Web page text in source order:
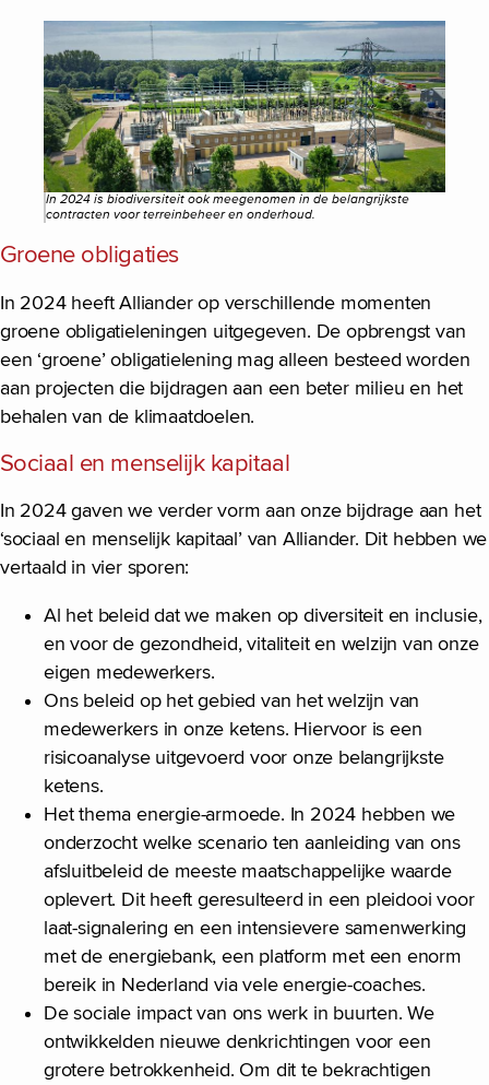
In 2024 is biodiversiteit ook meegenomen in de belangrijkste
contracten voor terreinbeheer en onderhoud.
Groene obligaties
In 2024 heeft Alliander op verschillende momenten
groene obligatieleningen uitgegeven. De opbrengst van
een ‘groene’ obligatielening mag alleen besteed worden
aan projecten die bijdragen aan een beter milieu en het
behalen van de klimaatdoelen.
Sociaal en menselijk kapitaal
In 2024 gaven we verder vorm aan onze bijdrage aan het
‘sociaal en menselijk kapitaal’ van Alliander. Dit hebben we
vertaald in vier sporen:
Al het beleid dat we maken op diversiteit en inclusie,
en voor de gezondheid, vitaliteit en welzijn van onze
eigen medewerkers.
Ons beleid op het gebied van het welzijn van
medewerkers in onze ketens. Hiervoor is een
risicoanalyse uitgevoerd voor onze belangrijkste
ketens.
Het thema energie-armoede. In 2024 hebben we
onderzocht welke scenario ten aanleiding van ons
afsluitbeleid de meeste maatschappelijke waarde
oplevert. Dit heeft geresulteerd in een pleidooi voor
laat-signalering en een intensievere samenwerking
met de energiebank, een platform met een enorm
bereik in Nederland via vele energie-coaches.
De sociale impact van ons werk in buurten. We
ontwikkelden nieuwe denkrichtingen voor een
grotere betrokkenheid. Om dit te bekrachtigen